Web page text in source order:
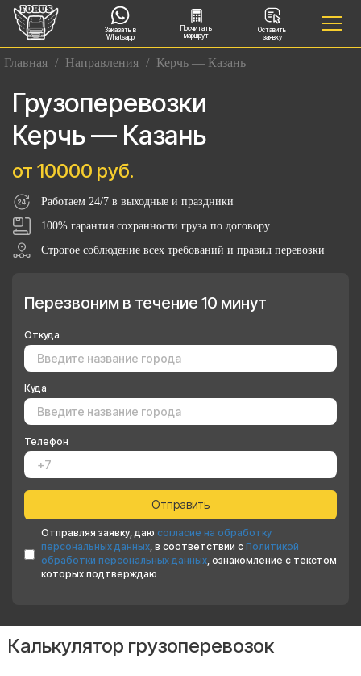
Заказать в
Whatsapp
Посчитать
маршрут
Оставить
заявку
Главная / Направления / Керчь — Казань
Грузоперевозки
Керчь — Казань
от 10000 руб.
Работаем 24/7 в выходные и праздники
100% гарантия сохранности груза по договору
Строгое соблюдение всех требований и правил перевозки
Перезвоним в течение 10 минут
Откуда
Куда
Телефон
Отправляя заявку, даю согласие на обработку
персональных данных, в соответствии с Политикой
обработки персональных данных, ознакомление с текстом
которых подтверждаю
Калькулятор грузоперевозок